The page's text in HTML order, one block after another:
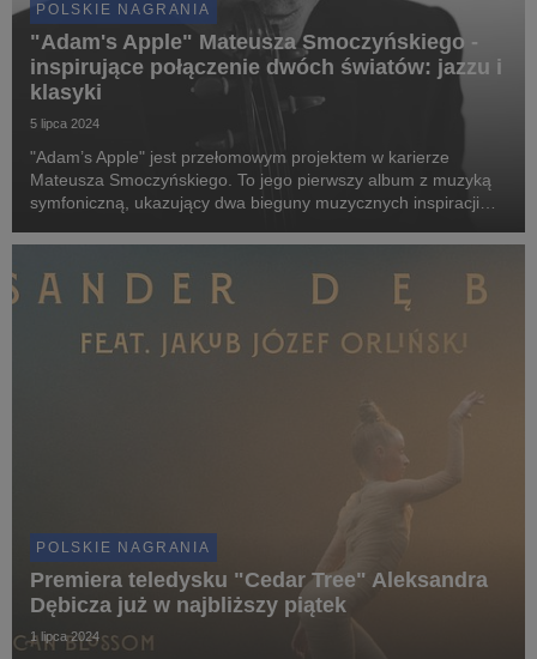
POLSKIE NAGRANIA
"Adam's Apple" Mateusza Smoczyńskiego -
inspirujące połączenie dwóch światów: jazzu i
klasyki
5 lipca 2024
"Adam’s Apple" jest przełomowym projektem w karierze
Mateusza Smoczyńskiego. To jego pierwszy album z muzyką
symfoniczną, ukazujący dwa bieguny muzycznych inspiracji
Adams i Zbigniew Seifert.
POLSKIE NAGRANIA
Premiera teledysku "Cedar Tree" Aleksandra
Dębicza już w najbliższy piątek
1 lipca 2024